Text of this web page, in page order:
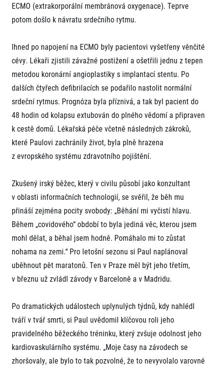
Titulární partneři
Informace o webu
Informace o cookies
Podmínky GDPR
© 2026 RunCzech s.r.o.
ECMO (extrakorporální membránová oxygenace). Teprve
potom došlo k návratu srdečního rytmu.
Ihned po napojení na ECMO byly pacientovi vyšetřeny věnčité
cévy. Lékaři zjistili závažné postižení a ošetřili jednu z tepen
metodou koronární angioplastiky s implantací stentu. Po
dalších čtyřech defibrilacích se podařilo nastolit normální
srdeční rytmus. Prognóza byla příznivá, a tak byl pacient do
48 hodin od kolapsu extubován do plného vědomí a připraven
k cestě domů. Lékařská péče včetně následných zákroků,
které Paulovi zachránily život, byla plně hrazena
z evropského systému zdravotního pojištění.
Zkušený irský běžec, který v civilu působí jako konzultant
v oblasti informačních technologií, se svěřil, že běh mu
přináší zejména pocity svobody: „Běhání mi vyčistí hlavu.
Během „covidového“ období to byla jediná věc, kterou jsem
mohl dělat, a běhal jsem hodně. Pomáhalo mi to zůstat
nohama na zemi.“ Pro letošní sezonu si Paul naplánoval
uběhnout pět maratonů. Ten v Praze měl být jeho třetím,
v březnu už zvládl závody v Barceloně a v Madridu.
Po dramatických událostech uplynulých týdnů, kdy nahlédl
tváří v tvář smrti, si Paul uvědomil klíčovou roli jeho
pravidelného běžeckého tréninku, který zvšuje odolnost jeho
kardiovaskulárního systému. „Moje časy na závodech se
zhoršovaly, ale bylo to tak pozvolné, že to nevyvolalo varovné